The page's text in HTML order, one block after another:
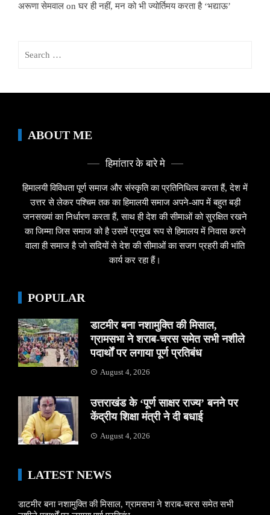
अरूणा सेमवाल onघर ही नहीं, मन को भी ज्योर्तिमय करता है ‘भद्याऊ’
ABOUT ME
हिमांतार के बारे मे
हिमालयी विविधता पूर्ण समाज और संस्कृति का प्रतिनिधित्व करता हैं, देश में
उत्तर से लेकर पश्चिम तक का हिमालयी समाज अपने-आप में बहुत बड़ी
जनसख्यां का निर्धारण करता हैं, साथ ही देश की सीमाओं को सुरक्षित रखने
का जिम्मा जिस समाज को है उसमें प्रमुख रूप से हिमालय में निवास करने
वाला ही समाज है जो सदियों से देश की सीमाओं का सजग प्रहरी की भांति
कार्य कर रहा हैं।
POPULAR
डाटमीर बना नशामुक्ति की मिसाल,
ग्रामसभा ने शराब-चरस समेत सभी नशीले
पदार्थों पर लगाया पूर्ण प्रतिबंध
August 4, 2026
उत्तराखंड के ‘पूर्ण साक्षर राज्य’ बनने पर
केंद्रीय शिक्षा मंत्री ने दी बधाई
August 4, 2026
LATEST NEWS
डाटमीर बना नशामुक्ति की मिसाल, ग्रामसभा ने शराब-चरस समेत सभी